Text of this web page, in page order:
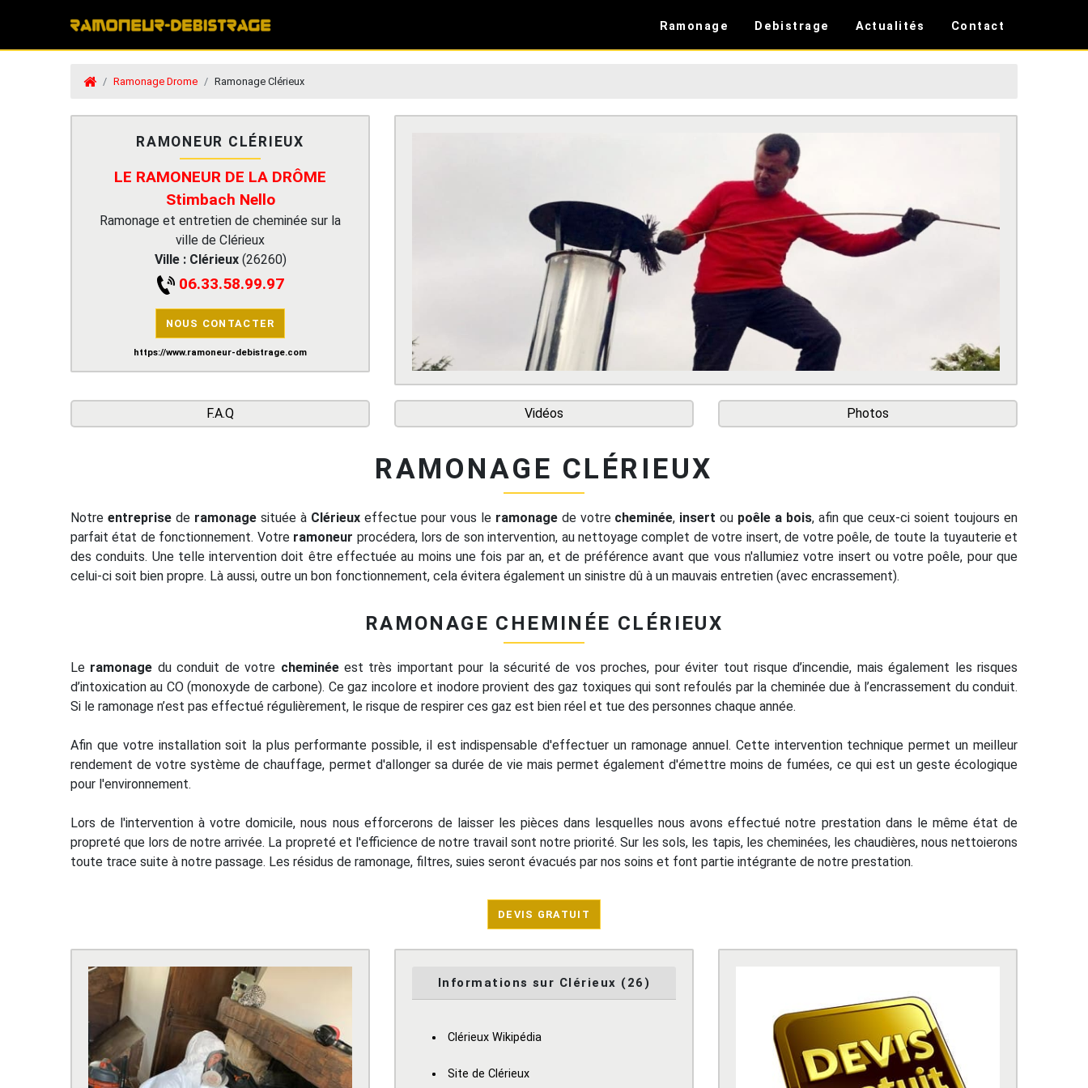
Ramonage Debistrage Actualités Contact
Ramonage Drome Ramonage Clérieux
RAMONEUR CLÉRIEUX
LE RAMONEUR DE LA DRÔME
Stimbach Nello
Ramonage et entretien de cheminée sur la
ville de Clérieux
Ville : Clérieux(26260)
06.33.58.99.97
NOUS CONTACTER
https://www.ramoneur-debistrage.com
F.A.Q Vidéos Photos
RAMONAGE CLÉRIEUX
Notre entreprisede ramonagesituée à Clérieuxeffectue pour vous le ramonagede votre cheminée, insert ou poêle a bois, afin que ceux-ci soient toujours en
parfait état de fonctionnement. Votre ramoneur procédera, lors de son intervention, au nettoyage complet de votre insert, de votre poêle, de toute la tuyauterie et
des conduits. Une telle intervention doit être effectuée au moins une fois par an, et de préférence avant que vous n'allumiez votre insert ou votre poêle, pour que
celui-ci soit bien propre. Là aussi, outre un bon fonctionnement, cela évitera également un sinistre dû à un mauvais entretien (avec encrassement).
RAMONAGE CHEMINÉE CLÉRIEUX
Le ramonage du conduit de votre cheminéeest très important pour la sécurité de vos proches, pour éviter tout risque d’incendie, mais également les risques
d’intoxication au CO (monoxyde de carbone). Ce gaz incolore et inodore provient des gaz toxiques qui sont refoulés par la cheminée due à l’encrassement du conduit.
Si le ramonage n’est pas effectué régulièrement, le risque de respirer ces gaz est bien réel et tue des personnes chaque année.
Afin que votre installation soit la plus performante possible, il est indispensable d'effectuer un ramonage annuel. Cette intervention technique permet un meilleur
rendement de votre système de chauffage, permet d'allonger sa durée de vie mais permet également d'émettre moins de fumées, ce qui est un geste écologique
pour l'environnement.
Lors de l'intervention à votre domicile, nous nous efforcerons de laisser les pièces dans lesquelles nous avons effectué notre prestation dans le même état de
propreté que lors de notre arrivée. La propreté et l'efficience de notre travail sont notre priorité. Sur les sols, les tapis, les cheminées, les chaudières, nous nettoierons
toute trace suite à notre passage. Les résidus de ramonage, filtres, suies seront évacués par nos soins et font partie intégrante de notre prestation.
DEVIS GRATUIT
Informations sur Clérieux (26)
Clérieux Wikipédia
Site de Clérieux